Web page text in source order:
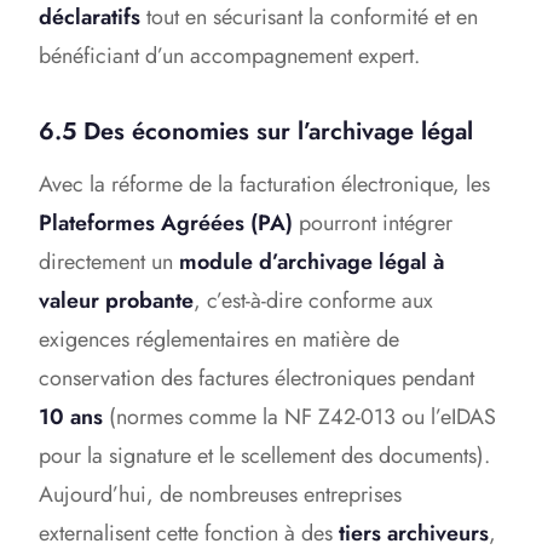
déclaratifstout en sécurisant la conformité et en
bénéficiant d’un accompagnement expert.
6.5 Des économies sur l’archivage légal
Avec la réforme de la facturation électronique, les
Plateformes Agréées (PA) pourront intégrer
directement un module d’archivage légal à
valeur probante, c’est-à-dire conforme aux
exigences réglementaires en matière de
conservation des factures électroniques pendant
10 ans (normes comme la NF Z42-013 ou l’eIDAS
pour la signature et le scellement des documents).
Aujourd’hui, de nombreuses entreprises
externalisent cette fonction à destiers archiveurs,